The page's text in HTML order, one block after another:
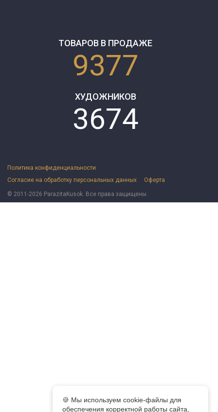
ТОВАРОВ В ПРОДАЖЕ
9377
ХУДОЖНИКОВ
3674
🍪 Мы используем cookie-файлы для
обеспечения корректной работы сайта,
Политика конфиденциальности
Согласие на обработку персональных данных
Оферта
© 2011-2026 ParazitaKusok. Все права защищены.